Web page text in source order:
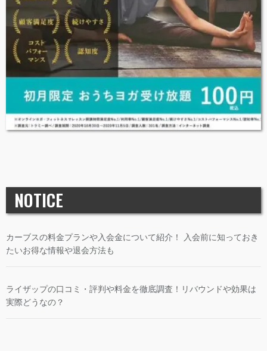
NOTICE
カーブスの料金プランや入会金について紹介！ 入会前に知っておき
たいお得な情報や退会方法も
ライザップの口コミ・評判や料金を徹底調査！リバウンドや効果は
実際どうなの？